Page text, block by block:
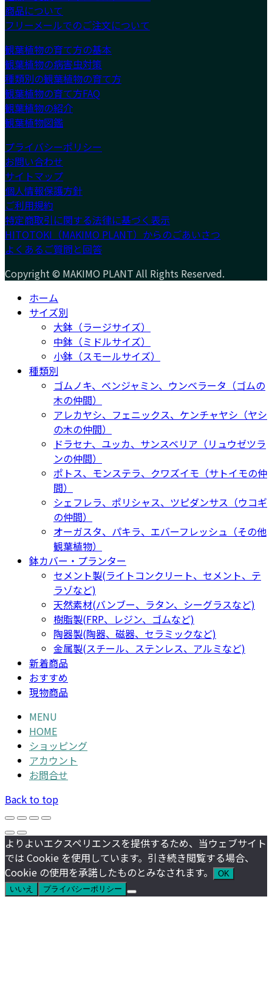
商品について
フリーメールでのご注文について
観葉植物の育て方の基本
観葉植物の病害虫対策
種類別の観葉植物の育て方
観葉植物の育て方FAQ
観葉植物の紹介
観葉植物図鑑
プライバシーポリシー
お問い合わせ
サイトマップ
個人情報保護方針
ご利用規約
特定商取引に関する法律に基づく表示
HITOTOKI（MAKIMO PLANT）からのごあいさつ
よくあるご質問と回答
Copyright © MAKIMO PLANT All Rights Reserved.
ホーム
サイズ別
大鉢（ラージサイズ）
中鉢（ミドルサイズ）
小鉢（スモールサイズ）
種類別
ゴムノキ、ベンジャミン、ウンベラータ（ゴムの
木の仲間）
アレカヤシ、フェニックス、ケンチャヤシ（ヤシ
の木の仲間）
ドラセナ、ユッカ、サンスベリア（リュウゼツラ
ンの仲間）
ポトス、モンステラ、クワズイモ（サトイモの仲
間）
シェフレラ、ポリシャス、ツピダンサス（ウコギ
の仲間）
オーガスタ、パキラ、エバーフレッシュ（その他
観葉植物）
鉢カバー・プランター
セメント製(ライトコンクリート、セメント、テ
ラゾなど)
天然素材(バンブー、ラタン、シーグラスなど)
樹脂製(FRP、レジン、ゴムなど)
陶器製(陶器、磁器、セラミックなど)
金属製(スチール、ステンレス、アルミなど)
新着商品
おすすめ
現物商品
MENU
HOME
ショッピング
アカウント
お問合せ
Back to top
よりよいエクスペリエンスを提供するため、当ウェブサイト
では Cookie を使用しています。引き続き閲覧する場合、
Cookie の使用を承諾したものとみなされます。
OK
いいえ
プライバシーポリシー